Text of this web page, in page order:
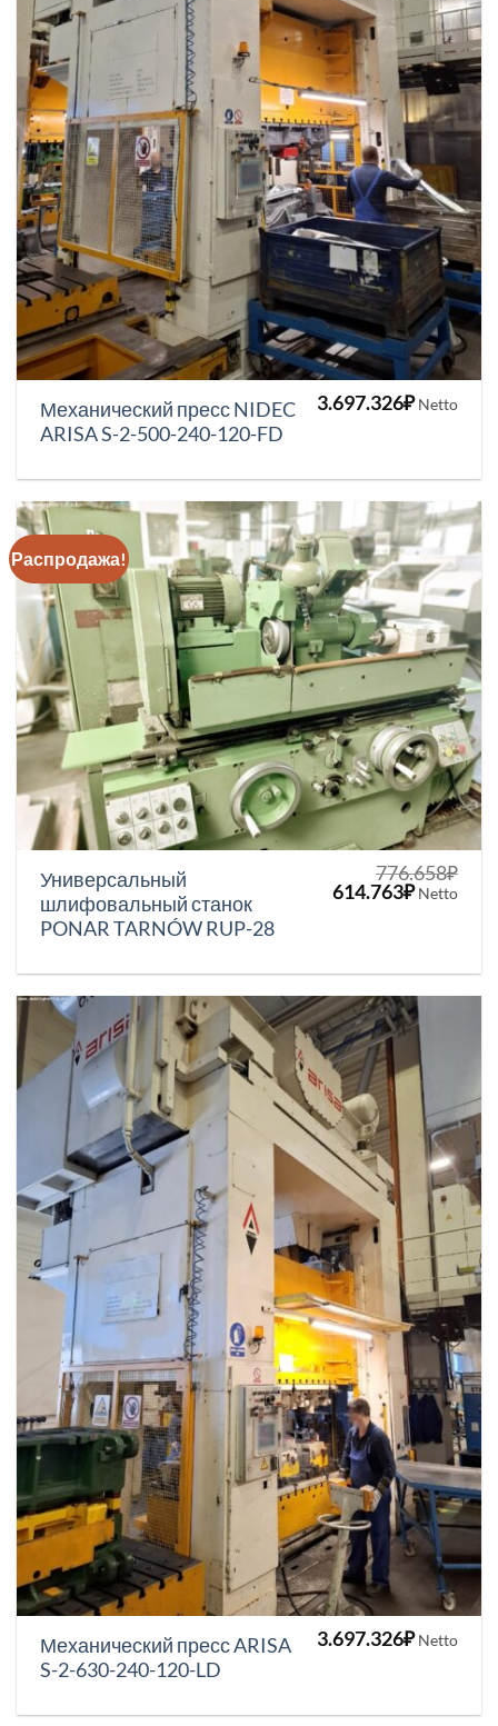
Механический пресс NIDEC
ARISA S-2-500-240-120-FD
3.697.326₽ Netto
Распродажа!
Универсальный
шлифовальный станок
PONAR TARNÓW RUP-28
776.658₽
Первоначальная
614.763₽Текущая
Netto
Механический пресс ARISA
S-2-630-240-120-LD
3.697.326₽ Netto